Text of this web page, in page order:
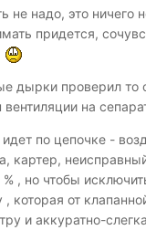
в
я думаю это из за
воздуха пришло...
не надо, это ничего
придется,
дырки проверил то
на
по цепочке -
картер,
, но чтобы
, которая от
и аккуратно-